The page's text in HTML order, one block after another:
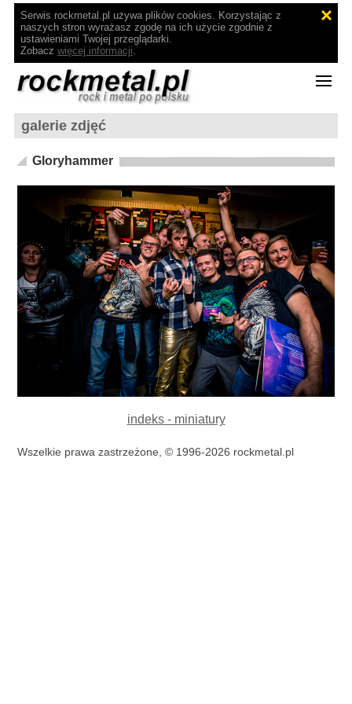
Serwis rockmetal.pl używa plików cookies. Korzystając z
naszych stron wyrażasz zgodę na ich użycie zgodnie z
ustawieniami Twojej przeglądarki.
Zobacz więcej informacji.
galerie zdjęć
Gloryhammer
indeks - miniatury
Wszelkie prawa zastrzeżone, © 1996-2026 rockmetal.pl